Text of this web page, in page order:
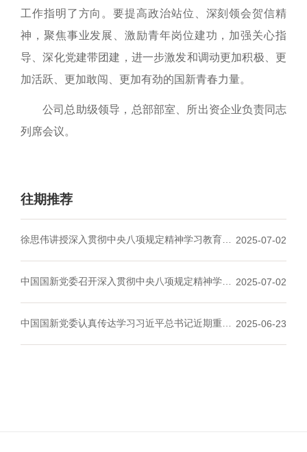
工作指明了方向。要提高政治站位、深刻领会贺信精
神，聚焦事业发展、激励青年岗位建功，加强关心指
导、深化党建带团建，进一步激发和调动更加积极、更
加活跃、更加敢闯、更加有劲的国新青春力量。
公司总助级领导 ，总部部室、所出资企业负责同志
列席会议。
往期推荐
徐思伟讲授深入贯彻中央八项规定精神学习教育专 2025-07-02
中国国新党委召开深入贯彻中央八项规定精神学习 2025-07-02
中国国新党委认真传达学习习近平总书记近期重要 2025-06-23